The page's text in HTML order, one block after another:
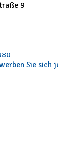
9
Sie sich